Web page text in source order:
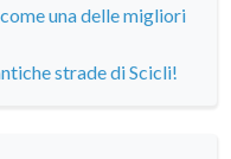
una delle migliori
strade di Scicli!